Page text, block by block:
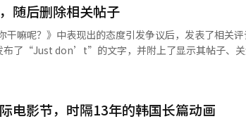
原创内容的成功，推动了增长。在Tving方面，Tving
17个国家以品牌馆的形式推出。然而，由于世界杯等
20.9%。电影和电视剧部门的营收同比下降53.7%，
本地平台进行单独销售，以建立稳定的全球分销基础
而，全球工作室FIFTH SEASON的内容交付时间因全
韩元，同比增加4.4%，营业利润为260亿韩元，增长
、Instagram和TikTok等外部渠道传播，推动了增长。
随后删除相关帖子
干嘛呢？》中表现出的态度引发争议后，发表了相关
。
目中，表现得像是无法完成任何任务，尤其是男性艺
电影节，时隔13年的韩国长篇动画